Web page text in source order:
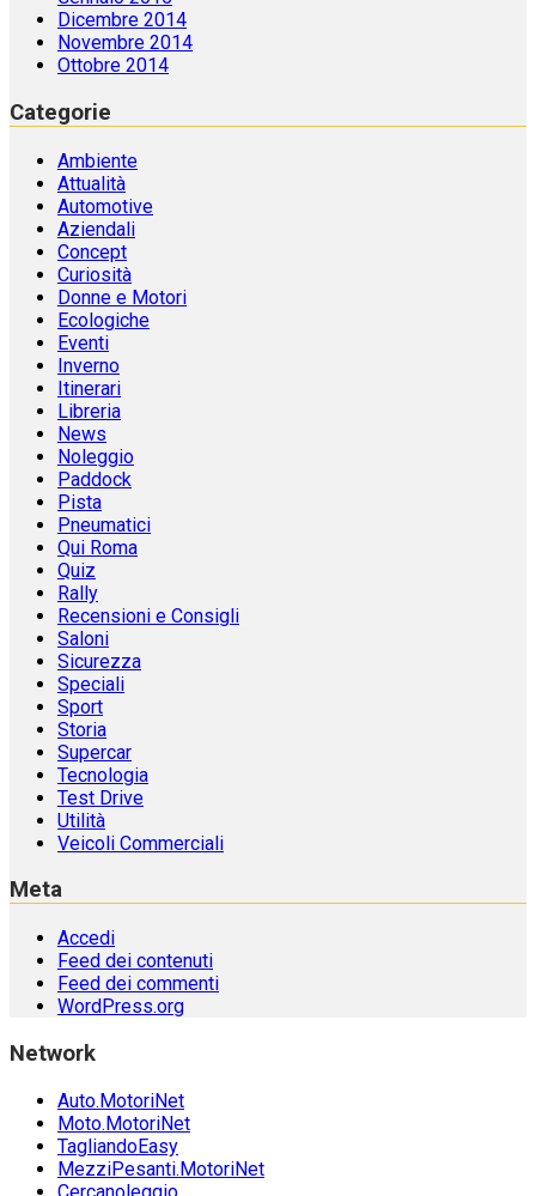
Dicembre 2014
Novembre 2014
Ottobre 2014
Categorie
Ambiente
Attualità
Automotive
Aziendali
Concept
Curiosità
Donne e Motori
Ecologiche
Eventi
Inverno
Itinerari
Libreria
News
Noleggio
Paddock
Pista
Pneumatici
Qui Roma
Quiz
Rally
Recensioni e Consigli
Saloni
Sicurezza
Speciali
Sport
Storia
Supercar
Tecnologia
Test Drive
Utilità
Veicoli Commerciali
Meta
Accedi
Feed dei contenuti
Feed dei commenti
WordPress.org
Network
Auto.MotoriNet
Moto.MotoriNet
TagliandoEasy
MezziPesanti.MotoriNet
Cercanoleggio